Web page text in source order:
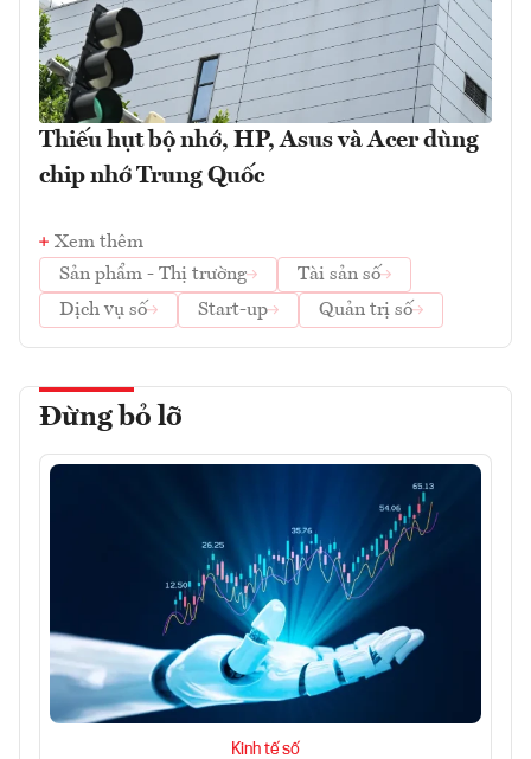
Thiếu hụt bộ nhớ, HP, Asus và Acer dùng
chip nhớ Trung Quốc
Xem thêm
Sản phẩm - Thị trường
Tài sản số
Dịch vụ số
Start-up Quản trị số
Đừng bỏ lỡ
Kinh tế số